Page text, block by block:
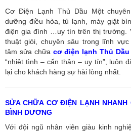
Cơ Điện Lạnh Thủ Dầu Một
dưỡng điều hòa, tủ lạnh, máy giặt
điện gia đình …uy tín trên thị trường.
thuật giỏi, chuyên sâu trong lĩnh
tâm sửa chữa cơ điện lạnh Thủ Dầu
“nhiệt tình – cẩn thận – uy tín”, luôn
lại cho khách hàng sự hài lòng nhất.
SỬA CHỮA CƠ ĐIỆN LẠNH NHANH
BÌNH DƯƠNG
Với đội ngũ nhân viên giàu kinh